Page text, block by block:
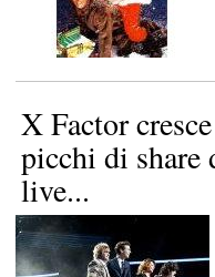
X Factor
picchi di share
live...